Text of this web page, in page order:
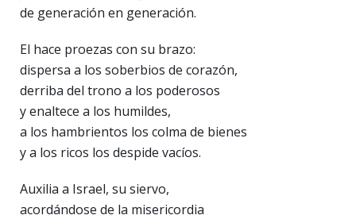
de generación en generación.
El hace proezas con su brazo:
dispersa a los soberbios de corazón,
derriba del trono a los poderosos
y enaltece a los humildes,
a los hambrientos los colma de bienes
y a los ricos los despide vacíos.
Auxilia a Israel, su siervo,
acordándose de la misericordia